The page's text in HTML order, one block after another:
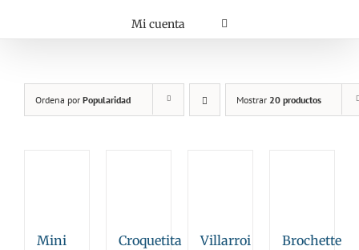
Mi cuenta
Ordena por Popularidad Mostrar 20 productos
Mini
Croquetita
Villarroi
Brochette